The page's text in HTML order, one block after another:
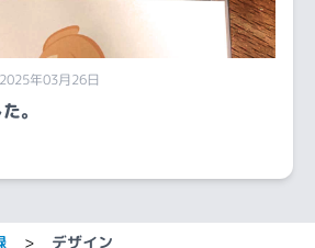
2025年03月26日
。
> デザイン